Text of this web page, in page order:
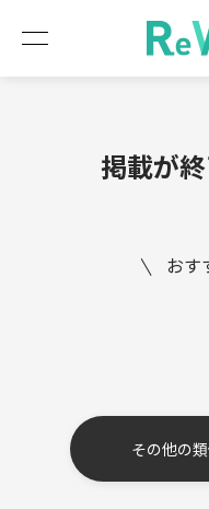
掲載が
おす
その他の